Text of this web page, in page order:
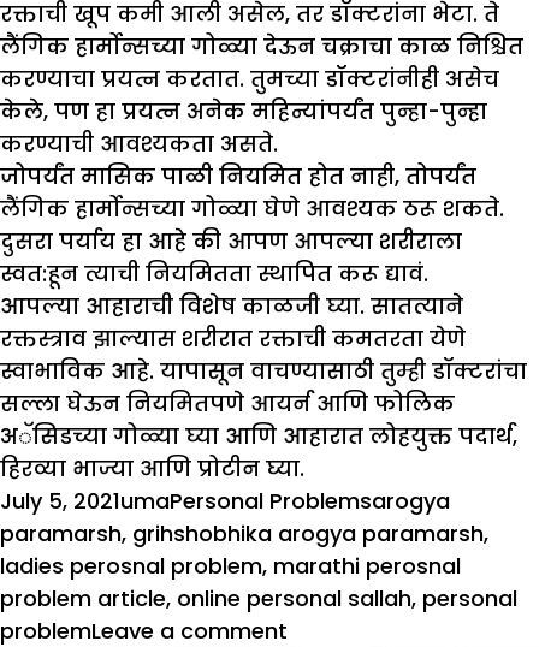
रक्ताची खूप कमी आली असेल, तर डॉक्टरांना भेटा. ते
लैंगिक हार्मोन्सच्या गोळ्या देऊन चक्राचा काळ निश्चित
करण्याचा प्रयत्न करतात. तुमच्या डॉक्टरांनीही असेच
केले, पण हा प्रयत्न अनेक महिन्यांपर्यंत पुन्हा-पुन्हा
करण्याची आवश्यकता असते.
जोपर्यंत मासिक पाळी नियमित होत नाही, तोपर्यंत
लैंगिक हार्मोन्सच्या गोळ्या घेणे आवश्यक ठरू शकते.
दुसरा पर्याय हा आहे की आपण आपल्या शरीराला
स्वत:हून त्याची नियमितता स्थापित करू द्यावं.
आपल्या आहाराची विशेष काळजी घ्या. सातत्याने
रक्तस्त्राव झाल्यास शरीरात रक्ताची कमतरता येणे
स्वाभाविक आहे. यापासून वाचण्यासाठी तुम्ही डॉक्टरांचा
सल्ला घेऊन नियमितपणे आयर्न आणि फोलिक
अॅसिडच्या गोळ्या घ्या आणि आहारात लोहयुक्त पदार्थ,
हिरव्या भाज्या आणि प्रोटीन घ्या.
Posted
on
July 5, 2021Author
umaCategories
Personal ProblemsTags
arogya
paramarsh, grihshobhika arogya paramarsh,
ladies perosnal problem, marathi perosnal
problem article, online personal sallah, personal
problemLeave a comment